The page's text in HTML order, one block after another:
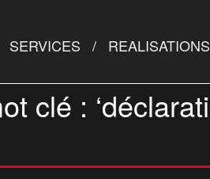
SERVICES REALISATIONS
clé :